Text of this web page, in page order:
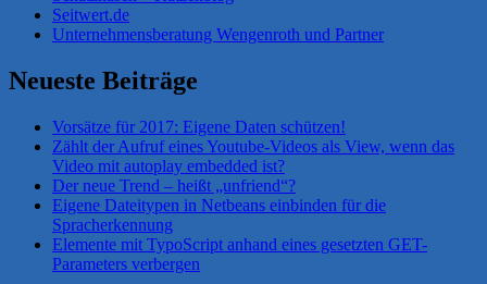
Seitwert.de
Unternehmensberatung Wengenroth und Partner
Neueste Beiträge
Vorsätze für 2017: Eigene Daten schützen!
Zählt der Aufruf eines Youtube-Videos als View, wenn das
Video mit autoplay embedded ist?
Der neue Trend – heißt „unfriend“?
Eigene Dateitypen in Netbeans einbinden für die
Spracherkennung
Elemente mit TypoScript anhand eines gesetzten GET-
Parameters verbergen